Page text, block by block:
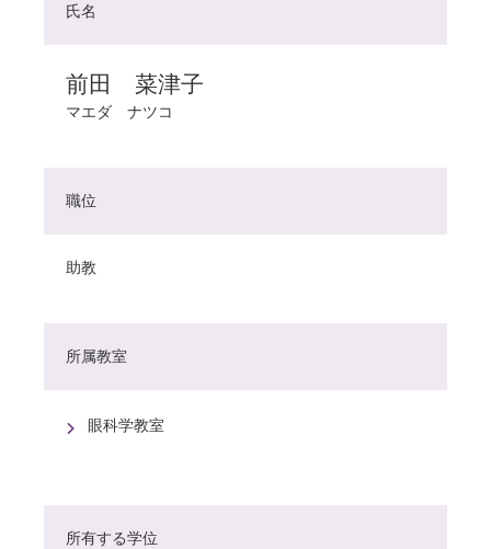
氏名
前田 菜津子
マエダ ナツコ
職位
助教
所属教室
眼科学教室
所有する学位